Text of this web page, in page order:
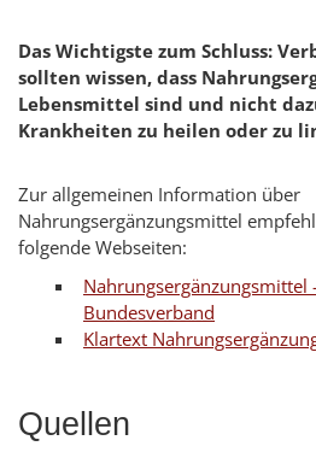
Das Wichtigste zum Schluss:
sollten wissen, dass
Lebensmittel sind und nicht
Krankheiten zu heilen oder zu
Zur allgemeinen Information über
Nahrungsergänzungsmittel
folgende Webseiten:
Nahrungsergänzungsmittel
Bundesverband
Klartext
Quellen